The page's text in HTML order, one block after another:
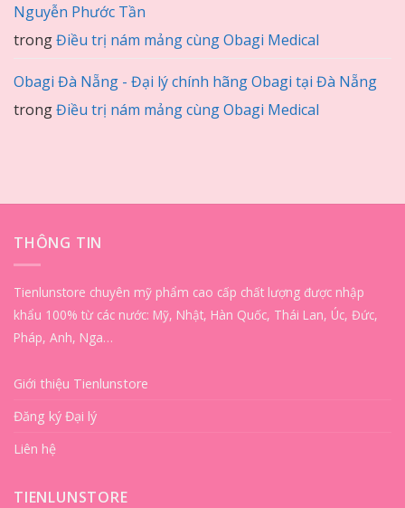
Nguyễn Phước Tần
trongĐiều trị nám mảng cùng Obagi Medical
Obagi Đà Nẵng - Đại lý chính hãng Obagi tại Đà Nẵng
trongĐiều trị nám mảng cùng Obagi Medical
THÔNG TIN
Tienlunstore chuyên mỹ phẩm cao cấp chất lượng được nhập
khẩu 100% từ các nước: Mỹ, Nhật, Hàn Quốc, Thái Lan, Úc, Đức,
Pháp, Anh, Nga…
Giới thiệu Tienlunstore
Đăng ký Đại lý
Liên hệ
TIENLUNSTORE